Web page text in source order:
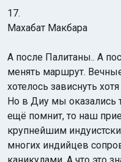
17.
Махабат Макбара
А после Палитаны.. А
менять маршрут.
хотелось зависнуть
Но в Диу мы оказались
ещё помнит, то наш
крупнейшим
многих индийцев